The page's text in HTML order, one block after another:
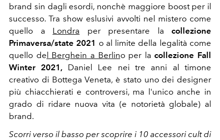
brand sin dagli esordi, nonchè maggiore boost per il
successo. Tra show eslusivi avvolti nel mistero come
quello a Londra per presentare la collezione
Primaversa/state 2021 o al limite della legalità come
quello de l Berghein a Berlino per lacollezione Fall
Winter 2021, Daniel Lee nei tre anni al timone
creativo di Bottega Veneta, è stato uno dei designer
più chiacchierati e controversi, ma l'unico anche in
grado di ridare nuova vita (e notorietà globale) al
brand.
Scorri verso il basso per scoprire i 10 accessori cult di